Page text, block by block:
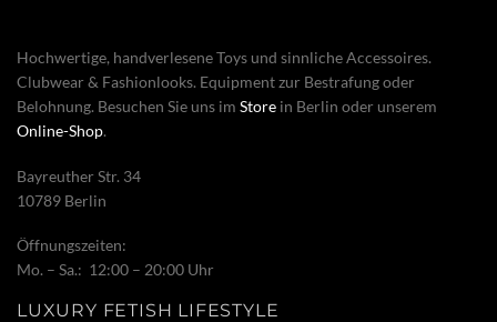
Hochwertige, handverlesene Toys und sinnliche Accessoires.
Clubwear & Fashionlooks. Equipment zur Bestrafung oder
Belohnung. Besuchen Sie uns im Store in Berlin oder unserem
Online-Shop.
Bayreuther Str. 34
10789 Berlin
Öffnungszeiten:
Mo. – Sa.: 12:00 – 20:00 Uhr
LUXURY FETISH LIFESTYLE